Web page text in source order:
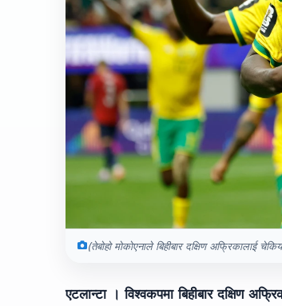
(तेबोहो मोकोएनाले बिहीबार दक्षिण अफ्रिकालाई
एटलान्टा । विश्वकपमा बिहीबार दक्षिण